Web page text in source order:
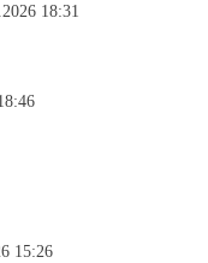
18:31
15:26